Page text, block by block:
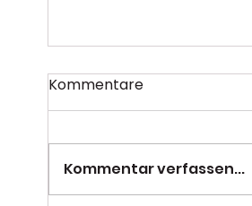
Kommentare
Kommentar verfassen...